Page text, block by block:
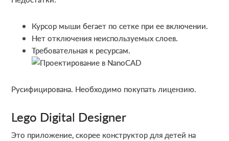
Курсор мыши бегает по сетке при ее включении.
Нет отключения неиспользуемых слоев.
Требовательная к ресурсам.
Русифицирована. Необходимо покупать лицензию.
Lego Digital Designer
Это приложение, скорее конструктор для детей на